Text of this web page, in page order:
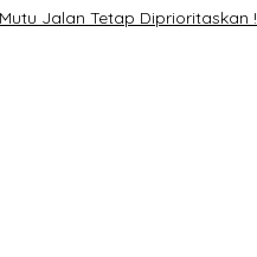
Jalan Tetap Diprioritaskan !